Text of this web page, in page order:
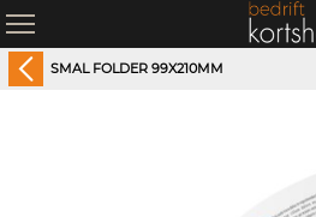
SMAL FOLDER 99X210MM